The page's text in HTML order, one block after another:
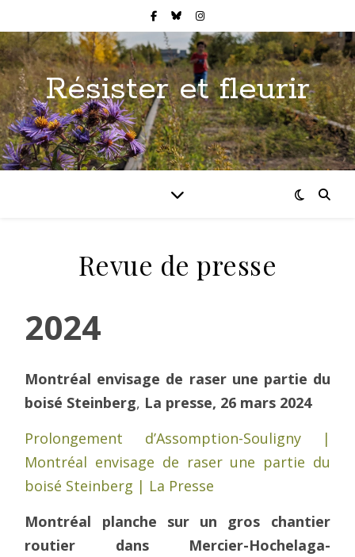
Résister et fleurir
Revue de presse
2024
Montréal envisage de raser une partie du
boisé Steinberg, La presse, 26 mars 2024
Prolongement d’Assomption-Souligny |
Montréal envisage de raser une partie du
boisé Steinberg | La Presse
Montréal planche sur un gros chantier
routier dans Mercier-Hochelaga-